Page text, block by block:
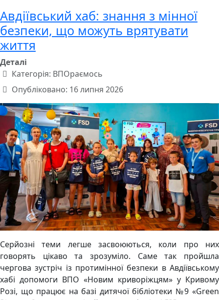
Авдіївський хаб: знання з мінної
безпеки, що можуть врятувати
життя
Деталі
Категорія: ВПОраємось
Опубліковано: 16 липня 2026
Серйозні теми легше засвоюються, коли про них
говорять цікаво та зрозуміло. Саме так пройшла
чергова зустріч із протимінної безпеки в Авдіївському
хабі допомоги ВПО «Новим криворіжцям» у Кривому
Розі, що працює на базі дитячої бібліотеки №9 «Green